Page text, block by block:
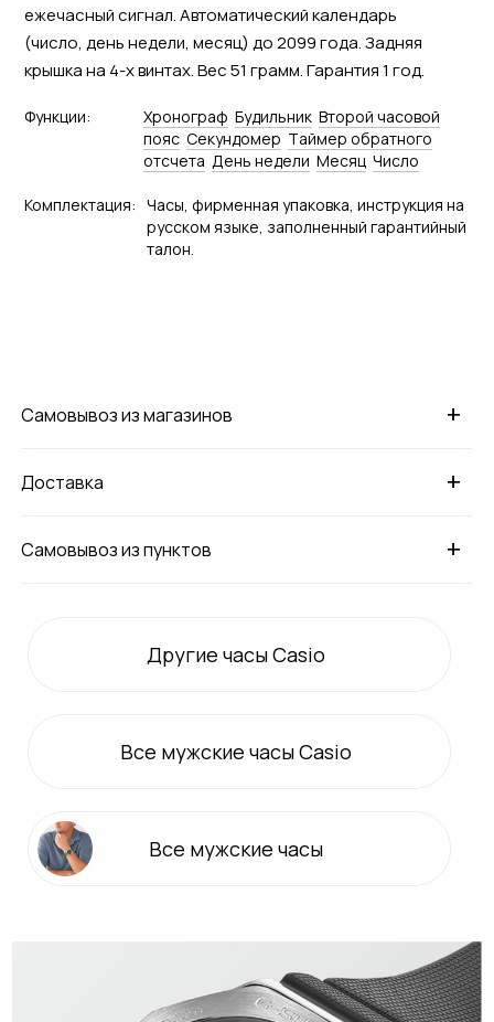
ежечасный сигнал. Автоматический календарь
(число, день недели, месяц) до 2099 года. Задняя
крышка на 4-х винтах. Вес 51 грамм. Гарантия 1 год.
Функции: Хронограф Будильник Второй часовой
пояс Секундомер Tаймер обратного
отсчета День недели Месяц Число
Комплектация: Часы, фирменная упаковка, инструкция на
русском языке, заполненный гарантийный
талон.
+
Самовывоз из магазинов
+
Доставка
+
Самовывоз из пунктов
Другие часы Casio
Все мужские часы Casio
Все мужские часы